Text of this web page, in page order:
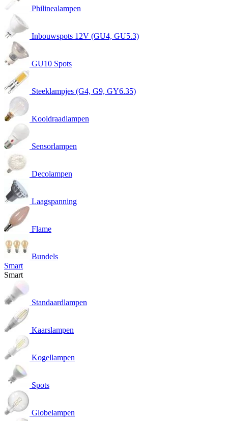
Philinealampen
Inbouwspots 12V (GU4, GU5.3)
GU10 Spots
Steeklampjes (G4, G9, GY6.35)
Kooldraadlampen
Sensorlampen
Decolampen
Laagspanning
Flame
Bundels
Smart
Smart
Standaardlampen
Kaarslampen
Kogellampen
Spots
Globelampen